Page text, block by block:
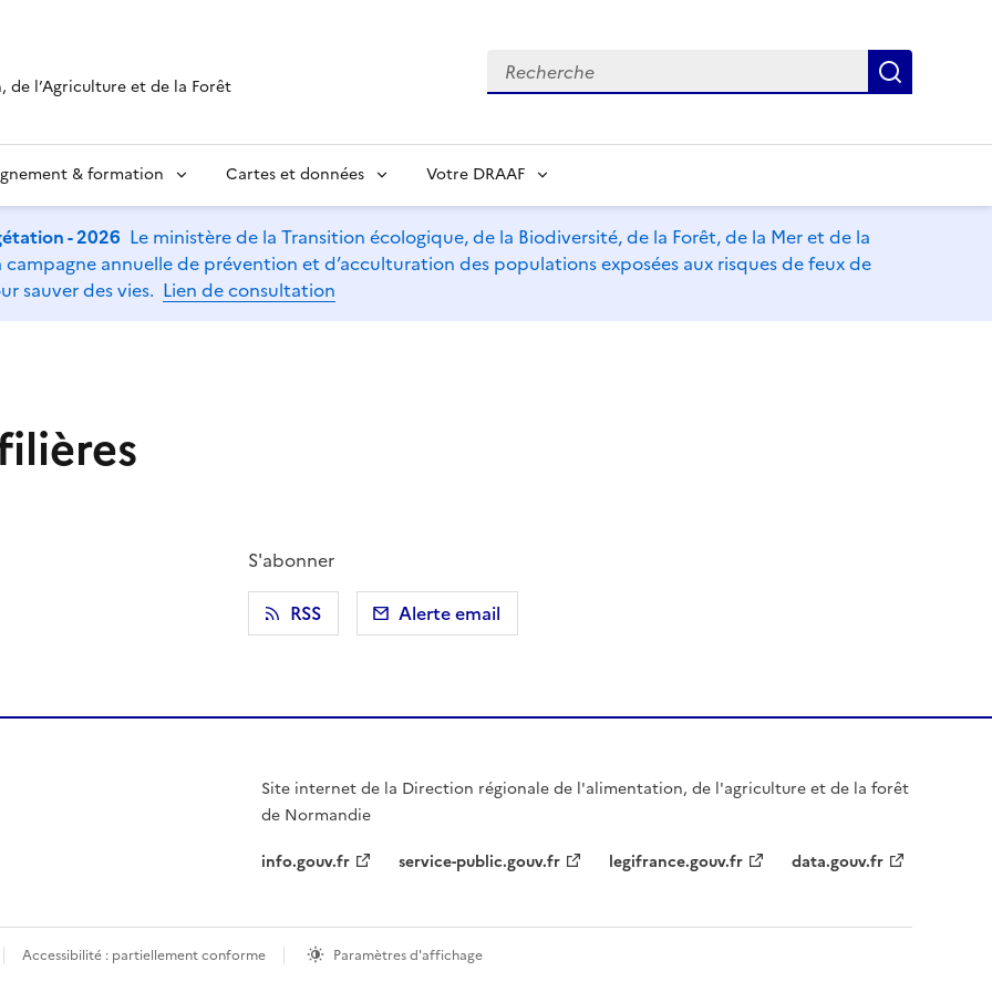
l’Agriculture et de la Forêt
Recherche
& formation Cartes et données Votre DRAAF
- 2026 Le ministère de la Transition écologique, de la Biodiversité, de la Forêt, de la Mer et de la
annuelle de prévention et d’acculturation des populations exposées aux risques de feux de
sauver des vies. Lien de consultation
S'abonner
RSS
Alerte email
Site internet de la Direction régionale de l'alimentation, de l'agriculture et de la forêt
de Normandie
info.gouv.fr
service-public.gouv.fr legifrance.gouv.fr data.gouv.fr
Accessibilité : partiellement conforme Paramètres d'affichage